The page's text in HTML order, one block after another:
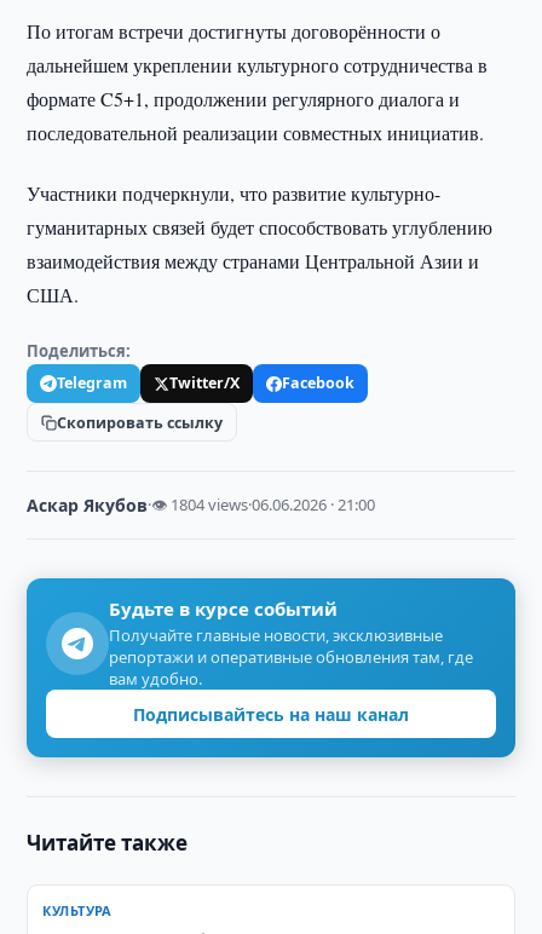
По итогам встречи достигнуты договорённости о
дальнейшем укреплении культурного сотрудничества в
формате C5+1, продолжении регулярного диалога и
последовательной реализации совместных инициатив.
Участники подчеркнули, что развитие культурно-
гуманитарных связей будет способствовать углублению
взаимодействия между странами Центральной Азии и
США.
Поделиться:
Telegram Twitter/X
Facebook
Скопировать ссылку
Аскар Якубов·👁 1804 views·06.06.2026 · 21:00
Будьте в курсе событий
Получайте главные новости, эксклюзивные
репортажи и оперативные обновления там, где
вам удобно.
Подписывайтесь на наш канал
Читайте также
КУЛЬТУРА